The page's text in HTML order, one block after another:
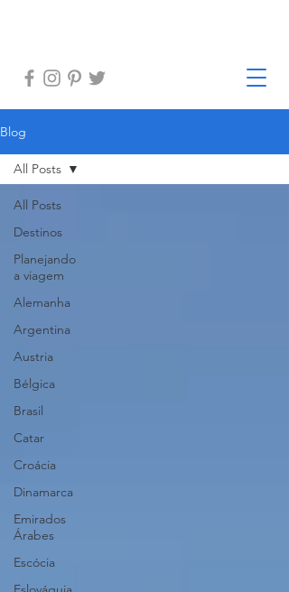
Blog
All Posts
Destinos
Planejando
a viagem
Alemanha
Argentina
Austria
Bélgica
Brasil
Catar
Croácia
Dinamarca
Emirados
Árabes
Escócia
All Posts